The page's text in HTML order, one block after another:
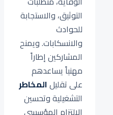
التوثيق، والاستجابة
للحوادث
والانسكابات. ويمنح
المشاركين إطاراً
مهنياً يساعدهم
على تقليلالمخاطر
التشغيلية وتحسين
الالتزام المؤسسي